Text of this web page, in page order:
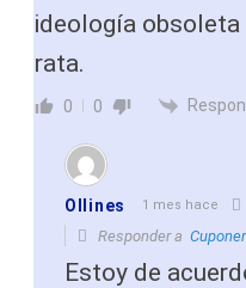
ideología obsoleta
rata.
0 0
Ollines 1 mes hace
Responder a
Estoy de